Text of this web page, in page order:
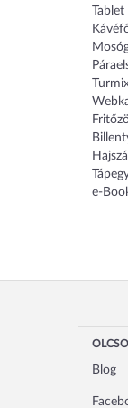
e-
Blog